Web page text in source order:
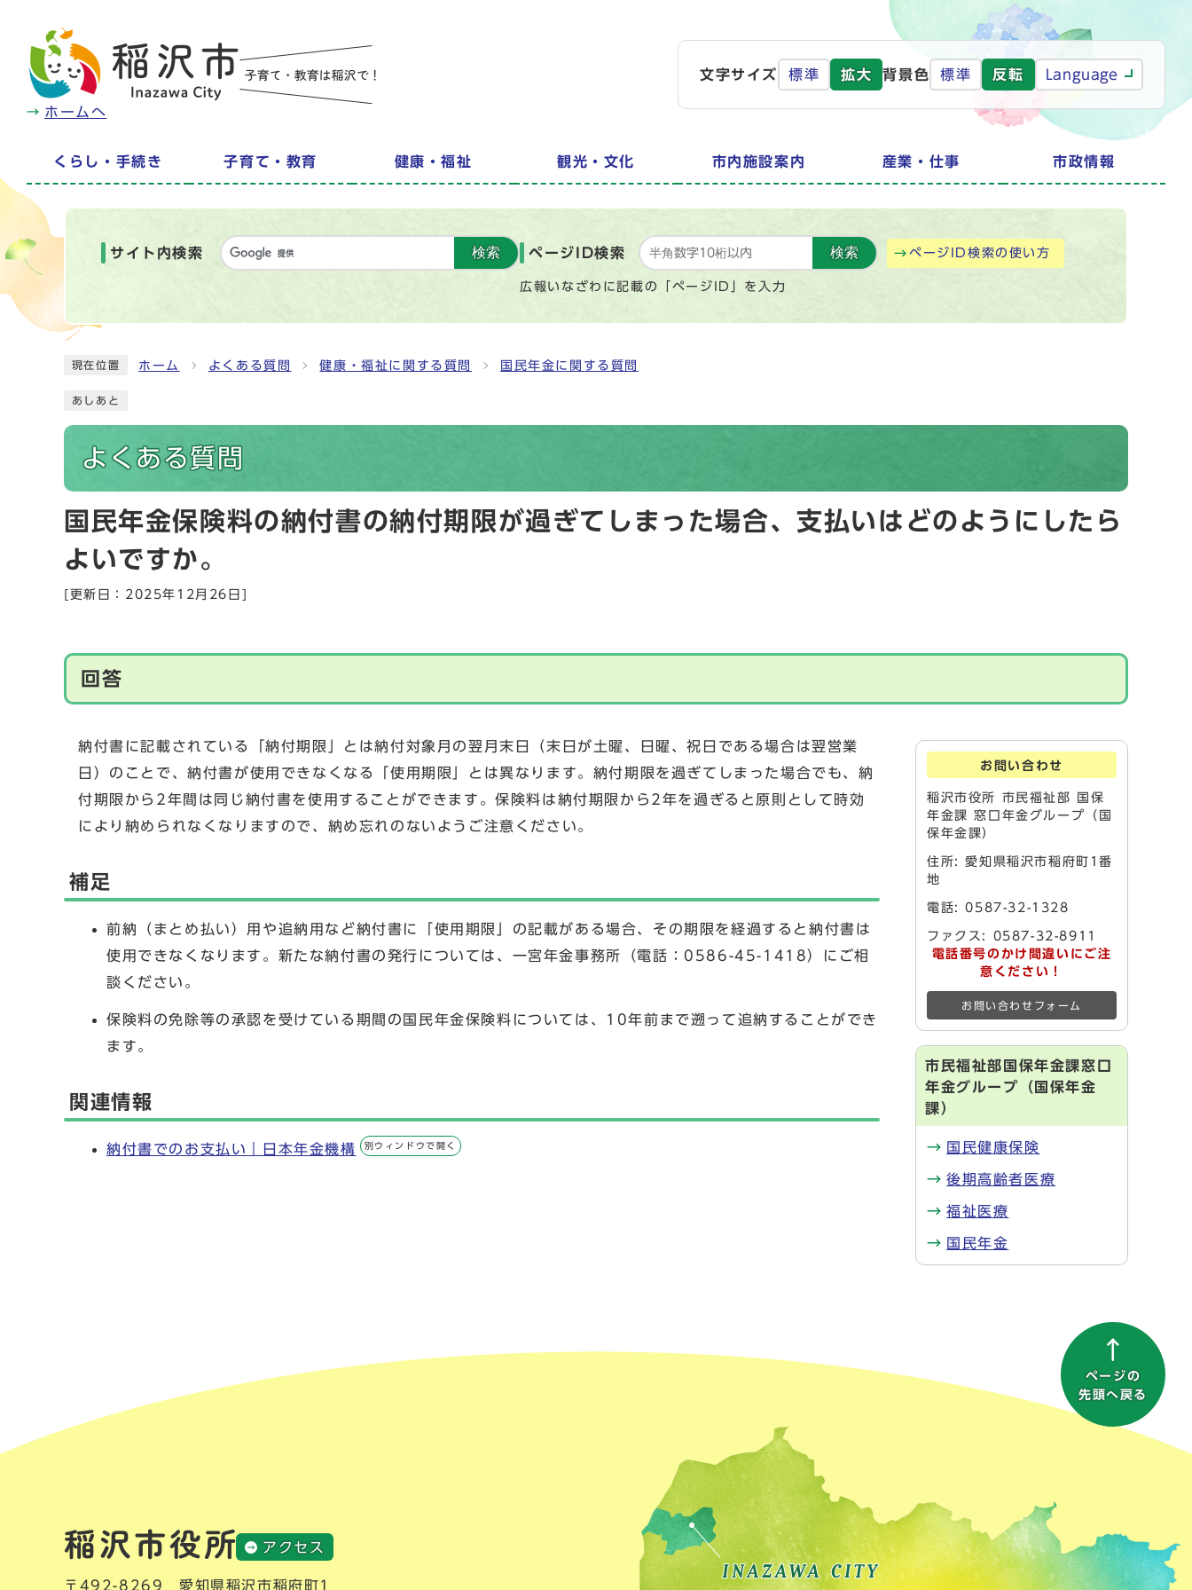
ホームへ
文字サイズ 標準 拡大 背景色 標準 反転 Language
くらし・手続き 子育て・教育 健康・福祉 観光・文化 市内施設案内 産業・仕事 市政情報
サイト内検索 検索 ページID検索
広報いなざわに記載の「ページID」を入力
検索 ページID検索の使い方
現在位置 ホーム よくある質問 健康・福祉に関する質問 国民年金に関する質問
あしあと
よくある質問
国民年金保険料の納付書の納付期限が過ぎてしまった場合、支払いはどのようにしたら
よいですか。
[更新日：2025年12月26日]
回答
納付書に記載されている「納付期限」とは納付対象月の翌月末日（末日が土曜、日曜、祝日である場合は翌営業
日）のことで、納付書が使用できなくなる「使用期限」とは異なります。納付期限を過ぎてしまった場合でも、納
付期限から2年間は同じ納付書を使用することができます。保険料は納付期限から2年を過ぎると原則として時効
により納められなくなりますので、納め忘れのないようご注意ください。
補足
前納（まとめ払い）用や追納用など納付書に「使用期限」の記載がある場合、その期限を経過すると納付書は
使用できなくなります。新たな納付書の発行については、一宮年金事務所（電話：0586-45-1418）にご相
談ください。
保険料の免除等の承認を受けている期間の国民年金保険料については、10年前まで遡って追納することができ
ます。
関連情報
納付書でのお支払い｜日本年金機構 別ウィンドウで開く
お問い合わせ
稲沢市役所 市民福祉部 国保
年金課 窓口年金グループ（国
保年金課）
住所: 愛知県稲沢市稲府町1番
地
電話: 0587-32-1328
ファクス: 0587-32-8911
電話番号のかけ間違いにご注
意ください！
お問い合わせフォーム
市民福祉部国保年金課窓口
年金グループ（国保年金
課）
国民健康保険
後期高齢者医療
福祉医療
国民年金
ページの
先頭へ戻る
アクセス
〒492-8269 愛知県稲沢市稲府町1